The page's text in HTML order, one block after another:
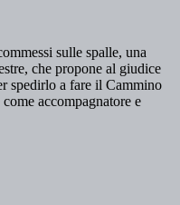
sulle spalle, una
che propone al giudice
spedirlo a fare il Cammino
accompagnatore e